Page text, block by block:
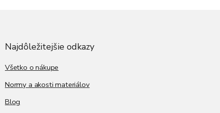
Najdôležitejšie odkazy
Všetko o nákupe
Normy a akosti materiálov
Blog